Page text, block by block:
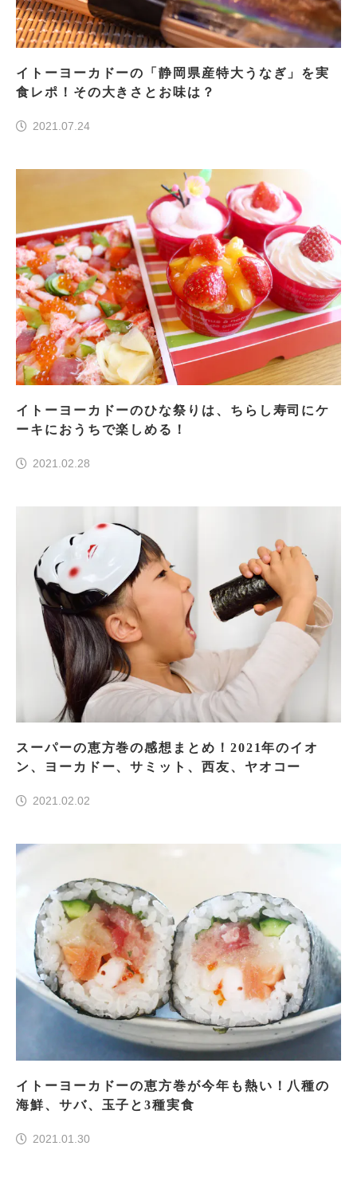
イトーヨーカドーの「静岡県産特大うなぎ」を実
食レポ！その大きさとお味は？
2021.07.24
イトーヨーカドーのひな祭りは、ちらし寿司にケ
ーキにおうちで楽しめる！
2021.02.28
スーパーの恵方巻の感想まとめ！2021年のイオ
ン、ヨーカドー、サミット、西友、ヤオコー
2021.02.02
イトーヨーカドーの恵方巻が今年も熱い！八種の
海鮮、サバ、玉子と3種実食
2021.01.30